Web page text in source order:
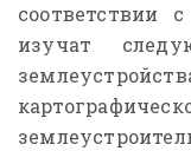
соответствии
изучат